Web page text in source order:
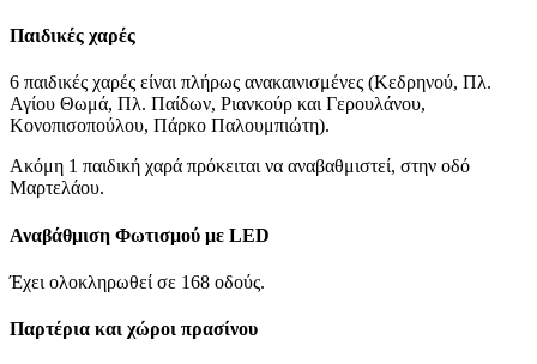
Παιδικές χαρές
6 παιδικές χαρές είναι πλήρως ανακαινισμένες (Κεδρηνού, Πλ.
Αγίου Θωμά, Πλ. Παίδων, Ριανκούρ και Γερουλάνου,
Κονοπισοπούλου, Πάρκο Παλουμπιώτη).
Ακόμη 1 παιδική χαρά πρόκειται να αναβαθμιστεί, στην οδό
Μαρτελάου.
Αναβάθμιση Φωτισμού με LED
Έχει ολοκληρωθεί σε 168 οδούς.
Παρτέρια και χώροι πρασίνου